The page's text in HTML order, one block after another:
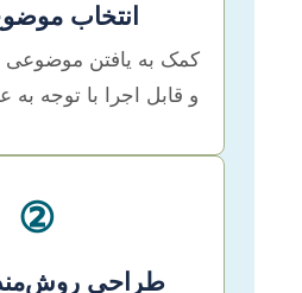
انتخاب
کمک به یافتن موضوعی
و قابل اجرا با توجه به
②
طراحی